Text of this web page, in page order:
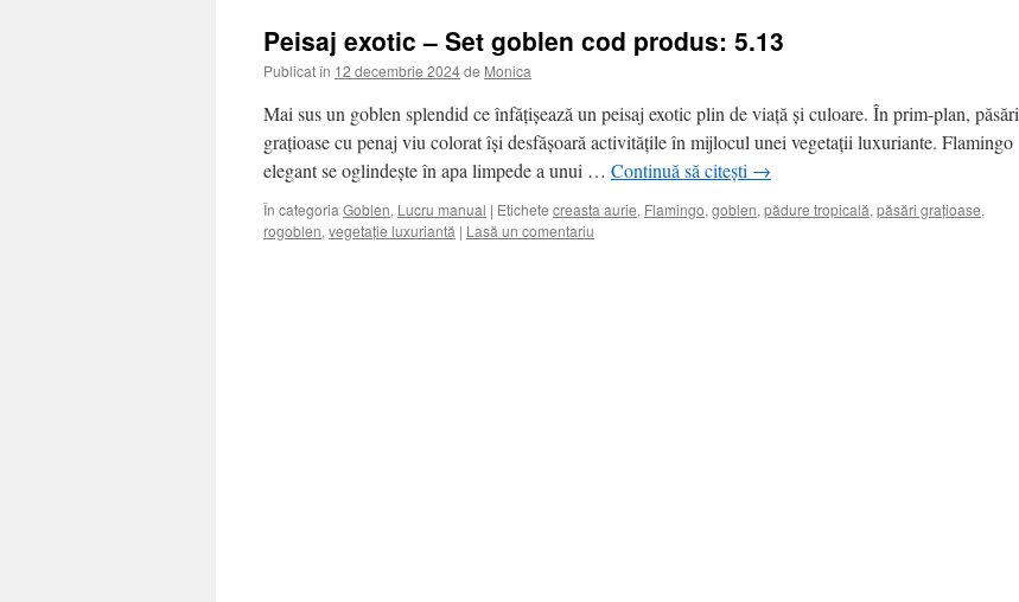
Peisaj exotic – Set goblen cod produs: 5.13
Publicat în 12 decembrie 2024de Monica
Mai sus un goblen splendid ce înfățișează un peisaj exotic plin de viață și culoare. În prim-plan, păsări
grațioase cu penaj viu colorat își desfășoară activitățile în mijlocul unei vegetații luxuriante. Flamingo
elegant se oglindește în apa limpede a unui … Continuă să citești →
În categoria Goblen, Lucru manual | Etichete creasta aurie, Flamingo, goblen, pădure tropicală, păsări grațioase,
rogoblen, vegetație luxuriantă | Lasă un comentariu